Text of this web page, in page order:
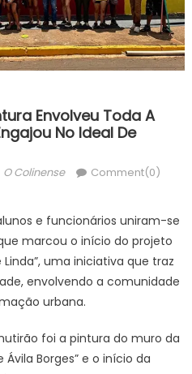
Envolveu Toda A
No Ideal De
Author
O Colinense Comment(0)
e funcionários uniram-se
marcou o início do projeto
uma iniciativa que traz
envolvendo a comunidade
urbana.
foi a pintura do muro da
Ávila Borges” e o início da